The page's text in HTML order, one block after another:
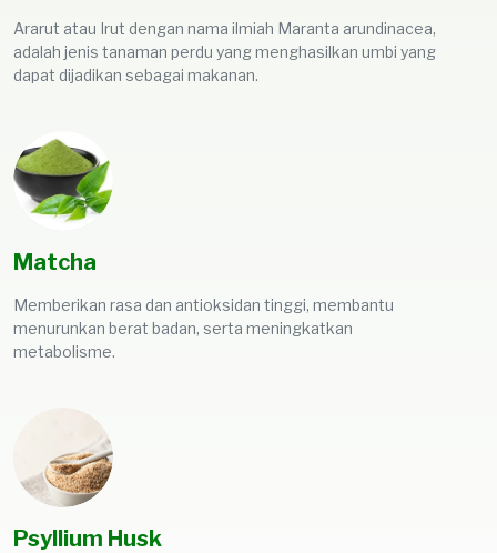
Ararut atau Irut dengan nama ilmiah Maranta arundinacea,
adalah jenis tanaman perdu yang menghasilkan umbi yang
dapat dijadikan sebagai makanan.
Matcha
Memberikan rasa dan antioksidan tinggi, membantu
menurunkan berat badan, serta meningkatkan
metabolisme.
Psyllium Husk